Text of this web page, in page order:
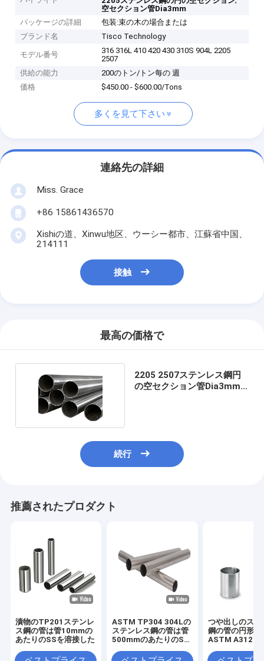
空セクション管Dia3mm
パッケージの詳細
包装:束の木の場合または
ブランド名
Tisco Technology
モデル番号
316 316L 410 420 430 310S 904L 2205
2507
供給の能力
200のトン/トン每の 週
価格
$450.00 - $600.00/Tons
多くを見て下さい
連絡先の詳細
Miss. Grace
+86 15861436570
Xishiの道、Xinwu地区、ウーシー都市、江蘇省中国、
214111
接触
最高の価格で
2205 2507ステンレス鋼円
の空セクション管Dia3mm-
続行
推薦されたプロダクト
漬物のTP201ステンレ
ス鋼の管は管10mmの
あたりのSSを溶接した
ASTM TP304 304Lの
ステンレス鋼の管は管
500mmのあたりのSS
つや出しのステ
鋼の管の円形の
ASTM A312